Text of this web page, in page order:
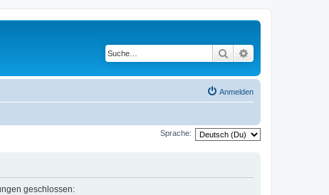
Suche
Anmelden
Sprache:
geschlossen: